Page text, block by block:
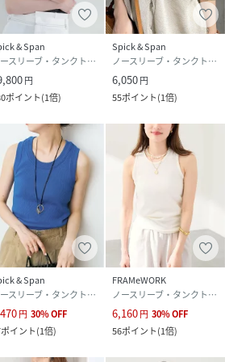
。
、色あせ（変色）しやすい性質があ
光は避けてください。
ます。
プ画像をご参照ください。
PCのモニター環境などにより色味が
ます。
ださい。
ィース
:綿100%
ー
& Span
ノースリーブ・タンクトップ
円
ポイント(1倍)
Spick & Span
ノースリーブ・タンクトップ
6,050円
55ポイント(1倍)
& Span
ノースリーブ・タンクトップ
円 30%OFF
ポイント(1倍)
FRAMeWORK
ノースリーブ・タンクトップ
6,160円 30%OFF
56ポイント(1倍)